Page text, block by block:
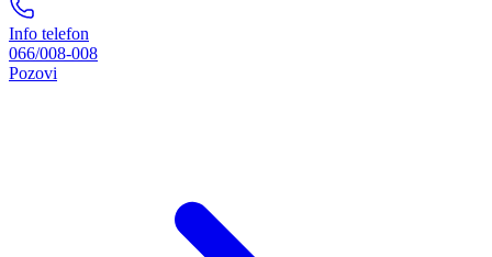
Info telefon
066/008-008
Pozovi